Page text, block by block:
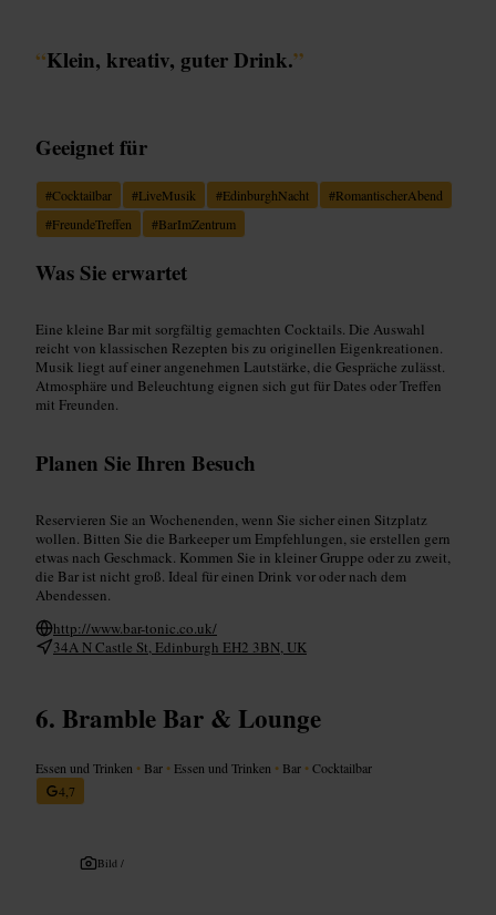
“Klein, kreativ, guter Drink.”
Geeignet für
#Cocktailbar #LiveMusik #EdinburghNacht #RomantischerAbend
#FreundeTreffen #BarImZentrum
Was Sie erwartet
Eine kleine Bar mit sorgfältig gemachten Cocktails. Die Auswahl
reicht von klassischen Rezepten bis zu originellen Eigenkreationen.
Musik liegt auf einer angenehmen Lautstärke, die Gespräche zulässt.
Atmosphäre und Beleuchtung eignen sich gut für Dates oder Treffen
mit Freunden.
Planen Sie Ihren Besuch
Reservieren Sie an Wochenenden, wenn Sie sicher einen Sitzplatz
wollen. Bitten Sie die Barkeeper um Empfehlungen, sie erstellen gern
etwas nach Geschmack. Kommen Sie in kleiner Gruppe oder zu zweit,
die Bar ist nicht groß. Ideal für einen Drink vor oder nach dem
Abendessen.
http://www.bar-tonic.co.uk/
34A N Castle St, Edinburgh EH2 3BN, UK
Bramble Bar & Lounge
Essen und Trinken • Bar • Essen und Trinken • Bar •Cocktailbar
4,7
Bild /